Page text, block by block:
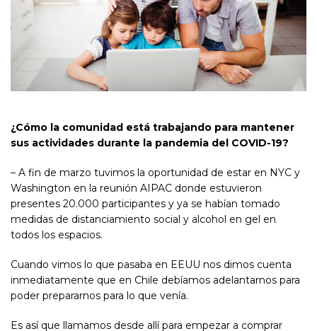
¿Cómo la comunidad está trabajando para mantener
sus actividades durante la pandemia del COVID-19?
– A fin de marzo tuvimos la oportunidad de estar en NYC y
Washington en la reunión AIPAC donde estuvieron
presentes 20.000 participantes y ya se habían tomado
medidas de distanciamiento social y alcohol en gel en
todos los espacios.
Cuando vimos lo que pasaba en EEUU nos dimos cuenta
inmediatamente que en Chile debíamos adelantarnos para
poder prepararnos para lo que venía.
Es así que llamamos desde allí para empezar a comprar